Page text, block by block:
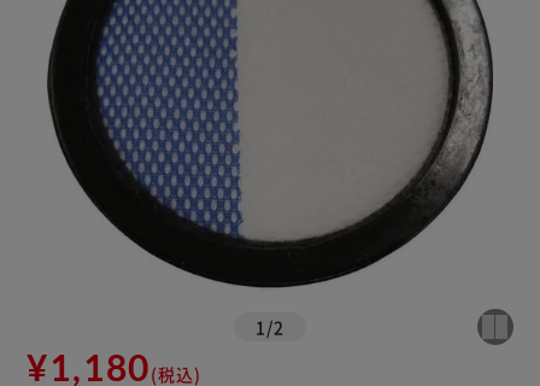
1 /2
¥1,180(税込)